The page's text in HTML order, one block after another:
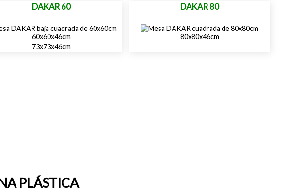
DAKAR 60
60x60x46cm
73x73x46cm
DAKAR 80
80x80x46cm
PLÁSTICA